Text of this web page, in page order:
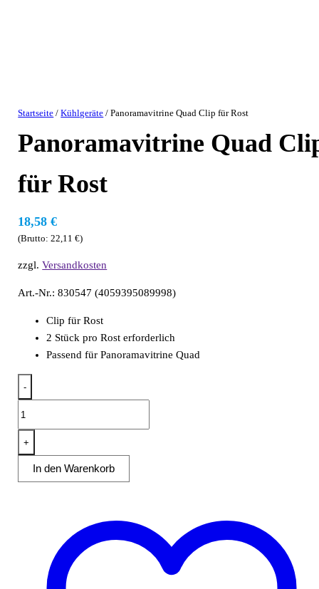
Startseite /Kühlgeräte / Panoramavitrine Quad Clip für Rost
Panoramavitrine Quad
für Rost
18,58€
(Brutto:22,11€)
zzgl.Versandkosten
Art.-Nr.: 830547 (4059395089998)
Clip für Rost
2 Stück pro Rost erforderlich
Passend für Panoramavitrine Quad
-
Clip
für
Rost
+
In den Warenkorb